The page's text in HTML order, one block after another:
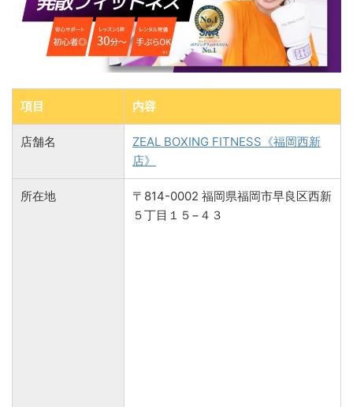
項目 内容
店舗名
ZEAL BOXING FITNESS《福岡西新
店》
所在地
〒814-0002 福岡県福岡市早良区西新
５丁目１５−４３